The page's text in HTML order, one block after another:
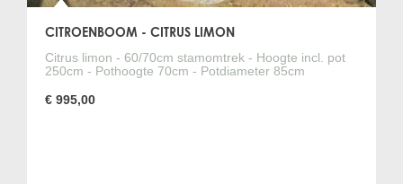
CITROENBOOM - CITRUS LIMON
Citrus limon - 60/70cm stamomtrek - Hoogte incl. pot
250cm - Pothoogte 70cm - Potdiameter 85cm
€ 995,00